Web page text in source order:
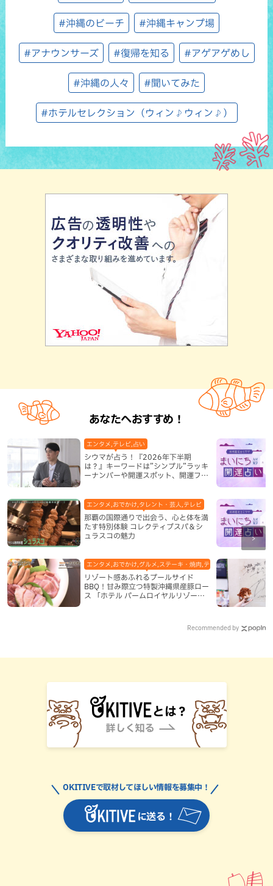
#沖縄のビーチ #沖縄キャンプ場
#アナウンサーズ #復帰を知る #アゲアゲめし
#沖縄の人々 #聞いてみた
#ホテルセレクション（ウィン♪ウィン♪）
あなたへおすすめ！
シウマが占う！『2026年下半期
は？』キーワードは”シンプル”ラッキ
ーナンバーや開運スポット、開運フー
エンタメ,テレビ,占い
那覇の国際通りで出会う、心と体を満
たす特別体験 コレクティブスパ＆シ
ュラスコの魅力
エンタメ,おでかけ,タレント・芸人,テレビ
リゾート感あふれるプールサイド
BBQ！甘み際立つ特製沖縄県産豚ロー
ス 「ホテル パームロイヤルリゾート
エンタメ,おでかけ,グルメ,ステーキ・焼肉,テレビ,ホテル,地域,本島
Recommended by
に送る！
OKITIVEで取材してほしい情報を募集中！